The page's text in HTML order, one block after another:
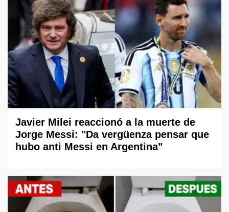
Javier Milei reaccionó a la muerte de
Jorge Messi: "Da vergüenza pensar que
hubo anti Messi en Argentina"